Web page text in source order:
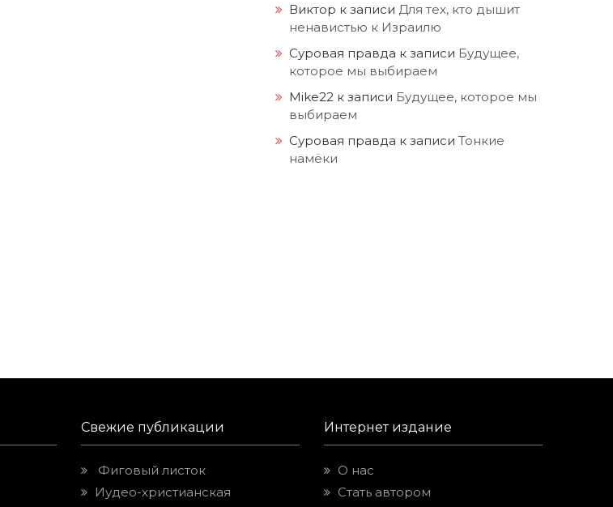
Виктор к записи Для тех, кто дышит
ненавистью к Израилю
Суровая правда к записи Будущее,
которое мы выбираем
Mike22 к записи Будущее, которое мы
выбираем
Суровая правда к записи Тонкие
намёки
Свежие публикации
Фиговый листок
Иудео-христианская
Интернет издание
О нас
Стать автором